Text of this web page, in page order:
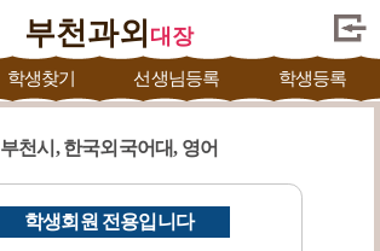
부천과외 대장
학생찾기 선생님등록 학생등록
부천시, 한국외국어대, 영어
학생회원 전용입니다